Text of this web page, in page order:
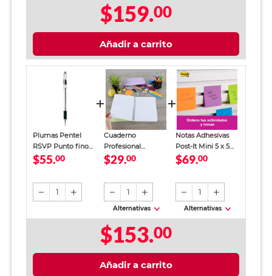
$159.00
Añadir a carrito
Plumas Pentel
RSVP Punto fino
Tinta Negra 2
$55.00
1
Cuaderno
Profesional
SkyBook Go Plus
$29.00
1
Alternativas
Notas Adhesivas
Post-It Mini 5 x 5
cm
$69.00
1
Alternativas
$153.00
Añadir a carrito